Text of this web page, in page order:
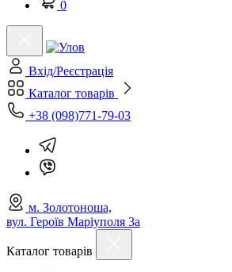
0
Вхід/Реєстрація
Каталог товарів
+38 (098)771-79-03
м. Золотоноша,
вул. Героїв Маріуполя 3а
Каталог товарів